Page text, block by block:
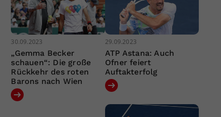
30.09.2023
„Gemma Becker
schauen“: Die große
Rückkehr des roten
Barons nach Wien
29.09.2023
ATP Astana: Auch
Ofner feiert
Auftakterfolg